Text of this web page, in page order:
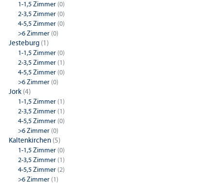
1-1,5 Zimmer (0)
2-3,5 Zimmer (0)
4-5,5 Zimmer (0)
>6 Zimmer (0)
Jesteburg (1)
1-1,5 Zimmer (0)
2-3,5 Zimmer (1)
4-5,5 Zimmer (0)
>6 Zimmer (0)
Jork (4)
1-1,5 Zimmer (1)
2-3,5 Zimmer (1)
4-5,5 Zimmer (0)
>6 Zimmer (0)
Kaltenkirchen (5)
1-1,5 Zimmer (0)
2-3,5 Zimmer (1)
4-5,5 Zimmer (2)
>6 Zimmer (1)